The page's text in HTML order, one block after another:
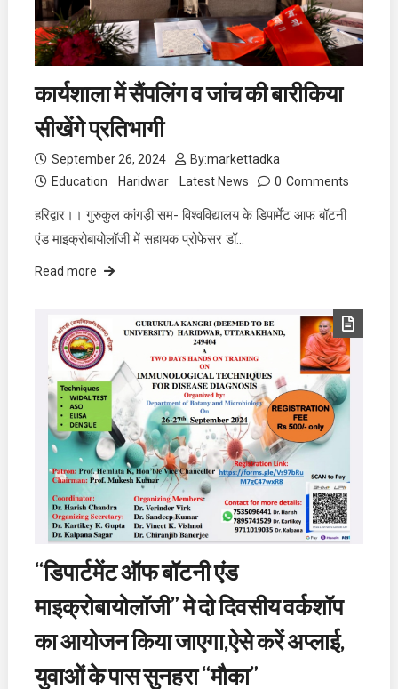
कार्यशाला में सैंपलिंग व जांच की बारीकिया
सीखेंगे प्रतिभागी
September 26, 2024 By:markettadka
Education
Haridwar Latest News 0 Comments
हरिद्वार।। गुरुकुल कांगड़ी सम- विश्वविद्यालय के डिपार्मेंट आफ बॉटनी
एंड माइक्रोबायोलॉजी में सहायक प्रोफेसर डॉ…
Read more
“डिपार्टमेंट ऑफ बॉटनी एंड
माइक्रोबायोलॉजी” मे दो दिवसीय वर्कशॉप
का आयोजन किया जाएगा,ऐसे करें अप्लाई,
युवाओं के पास सुनहरा “मौका”